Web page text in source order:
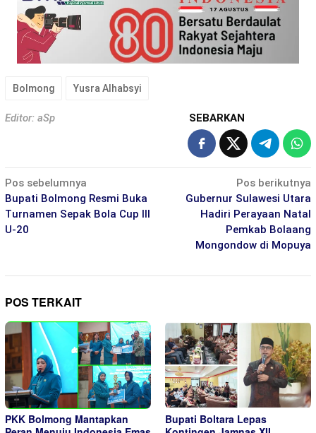
Bolmong Yusra Alhabsyi
Editor: aSp SEBARKAN
Navigasi
pos
Pos sebelumnya
Bupati Bolmong Resmi Buka
Turnamen Sepak Bola Cup III
U-20
Pos berikutnya
Gubernur Sulawesi Utara
Hadiri Perayaan Natal
Pemkab Bolaang
Mongondow di Mopuya
POS TERKAIT
PKK Bolmong Mantapkan
Bupati Boltara Lepas